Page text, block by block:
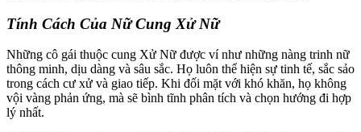
Tính Cách Của Nữ Cung Xử Nữ
Những cô gái thuộc cung Xử Nữ được ví như những nàng trinh nữ
thông minh, dịu dàng và sâu sắc. Họ luôn thể hiện sự tinh tế, sắc sảo
trong cách cư xử và giao tiếp. Khi đối mặt với khó khăn, họ không
vội vàng phản ứng, mà sẽ bình tĩnh phân tích và chọn hướng đi hợp
lý nhất.